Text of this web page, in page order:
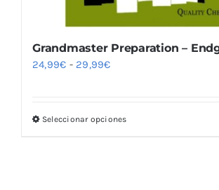
Grandmaster Preparation –
24,99€ - 29,99€Rango
desde
Seleccionar opcionesEste